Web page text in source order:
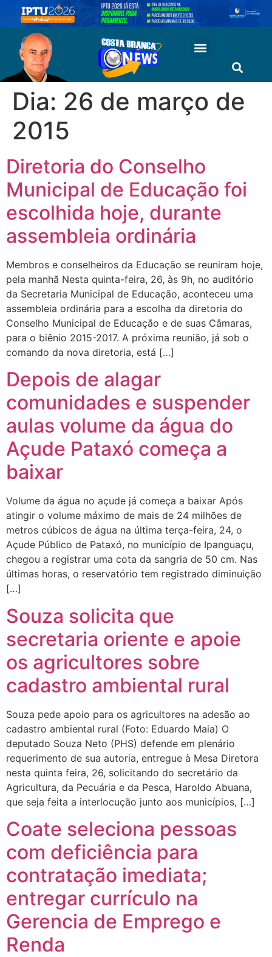
Dia: 26 de março de
2015
Diretoria do Conselho
Municipal de Educação foi
escolhida hoje, durante
assembleia ordinária
Membros e conselheiros da Educação se reuniram hoje,
pela manhã Nesta quinta-feira, 26, às 9h, no auditório
da Secretaria Municipal de Educação, aconteceu uma
assembleia ordinária para a escolha da diretoria do
Conselho Municipal de Educação e de suas Câmaras,
para o biênio 2015-2017. A próxima reunião, já sob o
comando da nova diretoria, está […]
Depois de alagar
comunidades e suspender
aulas volume da água do
Açude Pataxó começa a
baixar
Volume da água no açude já começa a baixar Após
atingir o volume máximo de mais de 24 milhões de
metros cúbicos de água na última terça-feira, 24, o
Açude Público de Pataxó, no município de Ipanguaçu,
chegou a registrar uma cota da sangria de 50 cm. Nas
últimas horas, o reservatório tem registrado diminuição
[…]
Souza solicita que
secretaria oriente e apoie
os agricultores sobre
cadastro ambiental rural
Souza pede apoio para os agricultores na adesão ao
cadastro ambiental rural (Foto: Eduardo Maia) O
deputado Souza Neto (PHS) defende em plenário
requerimento de sua autoria, entregue à Mesa Diretora
nesta quinta feira, 26, solicitando do secretário da
Agricultura, da Pecuária e da Pesca, Haroldo Abuana,
que seja feita a interlocução junto aos municípios, […]
Coate seleciona pessoas
com deficiência para
contratação imediata;
entregar currículo na
Gerencia de Emprego e
Renda